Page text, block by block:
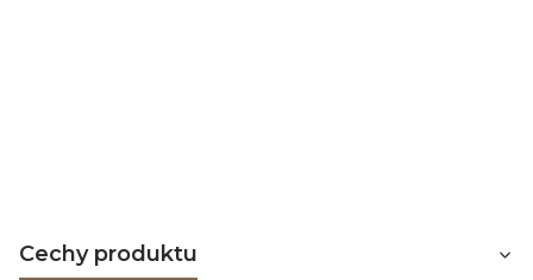
Cechy produktu